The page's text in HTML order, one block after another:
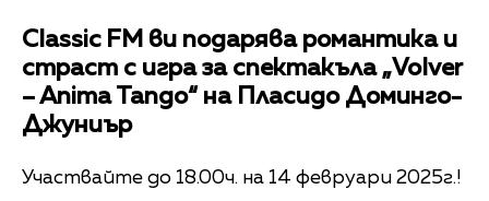
Classic FM ви подарява романтика и
страст с игра за спектакъла „Volver
– Anima Tango“ на Пласидо Доминго-
Джуниър
Участвайте до 18.00ч. на 14 февруари 2025г.!